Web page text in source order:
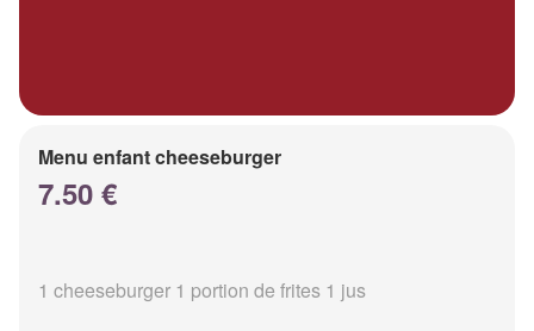
Menu enfant cheeseburger
7.50 €
1 cheeseburger 1 portion de frites 1 jus